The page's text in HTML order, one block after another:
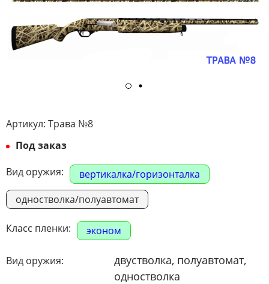
Артикул: Трава №8
Под заказ
Вид оружия:
вертикалка/горизонталка
одностволка/полуавтомат
Класс пленки: эконом
Вид оружия:
двустволка, полуавтомат,
одностволка